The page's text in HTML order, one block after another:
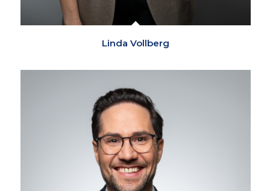
Linda Vollberg